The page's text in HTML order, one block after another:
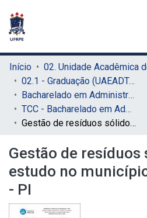
Início
02.1 - Graduação (UAEADTec)
Bacharelado em Administração Pública (UAEADTec)
TCC - Bacharelado em Administração Pública (UAEADTec)
Gestão de resíduos sólidos: um estudo no município de Paulistana - PI
Gestão de resíduos
estudo no
- PI